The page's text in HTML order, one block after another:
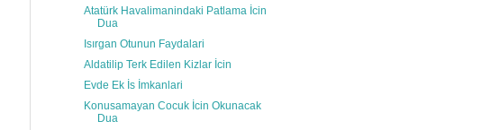
Atatürk Havalimanindaki Patlama İcin
Dua
Isırgan Otunun Faydalari
Aldatilip Terk Edilen Kizlar İcin
Evde Ek İs İmkanlari
Konusamayan Cocuk İcin Okunacak
Dua